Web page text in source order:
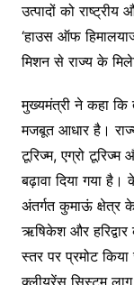
उत्पादों को
‘हाउस ऑफ
मिशन से राज्य के
मुख्यमंत्री ने कहा कि
मजबूत आधार है।
टूरिज्म, एग्रो टूरिज्म
बढ़ावा दिया गया
अंतर्गत कुमाऊं क्षेत्र
ऋषिकेश और
स्तर पर प्रमोट
क्लीयरेंस सिस्टम